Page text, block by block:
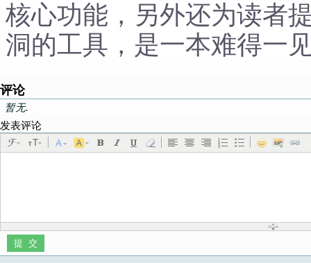
核心功能，另外还为读者
洞的工具，是一本难得一
评论
暂无.
发表评论